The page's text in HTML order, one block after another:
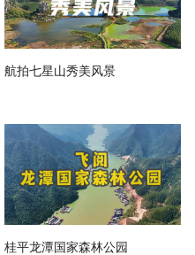
航拍七星山秀美风景
桂平龙潭国家森林公园